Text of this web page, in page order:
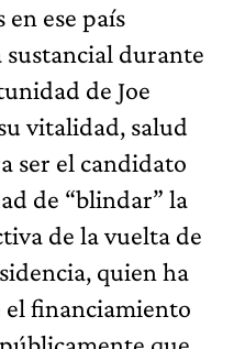
en ese país
durante
de Joe
vitalidad, salud
ser el candidato
de “blindar” la
de la vuelta de
quien ha
financiamiento